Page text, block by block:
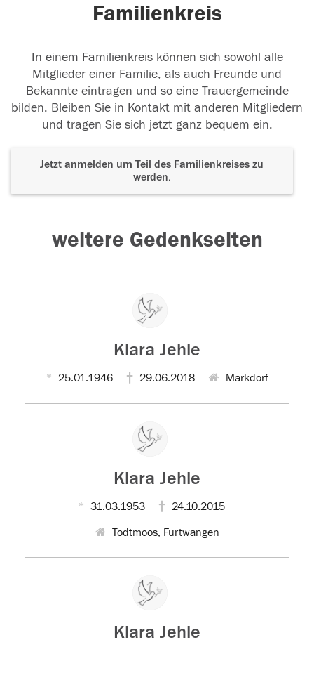
Familienkreis
In einem Familienkreis können sich sowohl alle
Mitglieder einer Familie, als auch Freunde und
Bekannte eintragen und so eine Trauergemeinde
bilden. Bleiben Sie in Kontakt mit anderen Mitgliedern
und tragen Sie sich jetzt ganz bequem ein.
Jetzt anmelden um Teil des Familienkreises zu
werden.
weitere Gedenkseiten
Klara Jehle
25.01.1946 29.06.2018 Markdorf
Klara Jehle
31.03.1953 24.10.2015
Todtmoos, Furtwangen
Klara Jehle